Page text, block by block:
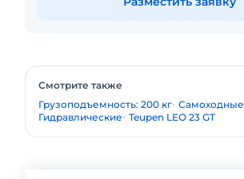
Смотрите также
Грузоподъемность: 200 кг Самоходные
Гидравлические Teupen LEO 23 GT